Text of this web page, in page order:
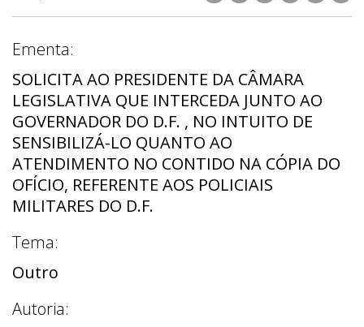
Ementa:
SOLICITA AO PRESIDENTE DA CÂMARA
LEGISLATIVA QUE INTERCEDA JUNTO AO
GOVERNADOR DO D.F. , NO INTUITO DE
SENSIBILIZÁ-LO QUANTO AO
ATENDIMENTO NO CONTIDO NA CÓPIA DO
OFÍCIO, REFERENTE AOS POLICIAIS
MILITARES DO D.F.
Tema:
Outro
Autoria: